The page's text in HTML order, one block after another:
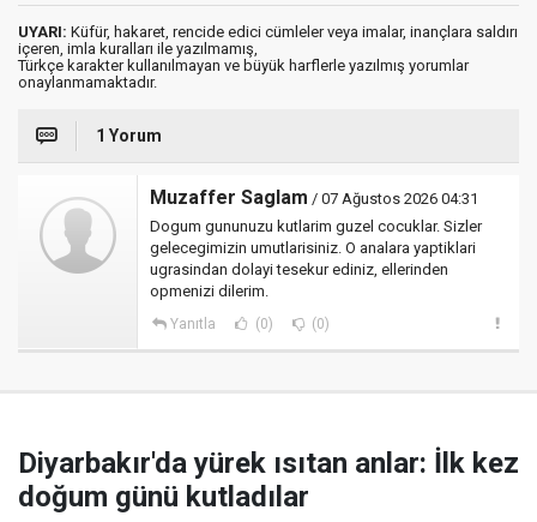
UYARI: Küfür, hakaret, rencide edici cümleler veya imalar, inançlara saldırı
içeren, imla kuralları ile yazılmamış,
Türkçe karakter kullanılmayan ve büyük harflerle yazılmış yorumlar
onaylanmamaktadır.
1 Yorum
Muzaffer Saglam / 07 Ağustos 2026 04:31
Dogum gununuzu kutlarim guzel cocuklar. Sizler
gelecegimizin umutlarisiniz. O analara yaptiklari
ugrasindan dolayi tesekur ediniz, ellerinden
opmenizi dilerim.
Yanıtla (0) (0)
Diyarbakır'da yürek ısıtan anlar: İlk kez
doğum günü kutladılar